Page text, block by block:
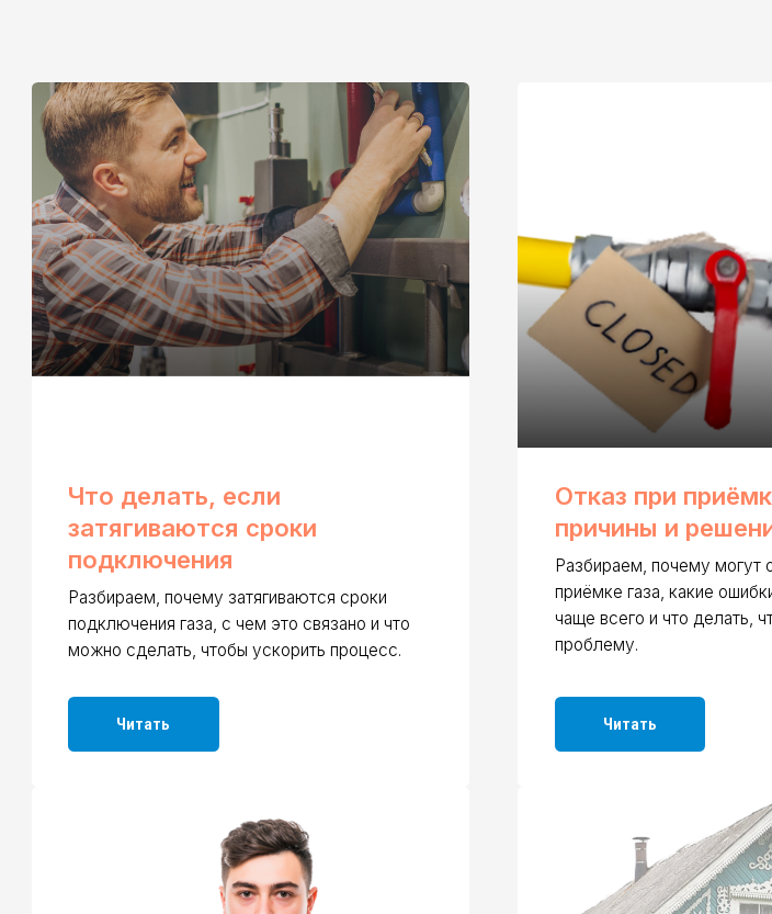
Что делать, если
подключения газа, с чем это связано и что
можно сделать, чтобы ускорить процесс.
Отказ при приёмке газа:
причины и решения
чаще всего и что делать, чтобы
Читать